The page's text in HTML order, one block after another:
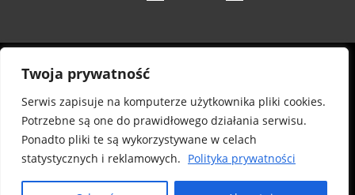
Twoja prywatność
Serwis zapisuje na komputerze użytkownika pliki cookies.
Potrzebne są one do prawidłowego działania serwisu.
Ponadto pliki te są wykorzystywane w celach
statystycznych i reklamowych. Polityka prywatności
© 2011-2026 Konkretny.pl. Wszelkie prawa zastrzeżone.
Wszystkie posty piszę w dobrej wierze. Nie odpowiadam
jednak za wszelkie szkody, treść komentarzy oraz
autentyczność informacji na stronie. Informuję, że
publikowane pliki zostały sprawdzone programem
antywirusowym w aktualnej wersji. Nie biorę jednak